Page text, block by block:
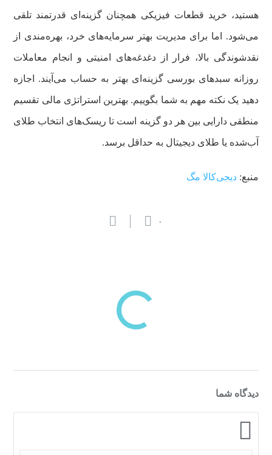
هستید، خرید قطعات فیزیکی همچنان گزینه‌ای قدرتمند تلقی
می‌شود. اما برای مدیریت بهتر سرمایه‌های خرد، بهره‌مندی از
نقدشوندگی بالا، فرار از دغدغه‌های امنیتی و انجام معاملات
روزانه سبدهای بورسی گزینه‌ای بهتر به حساب می‌آیند. اجازه
دهید یک نکته مهم به شما بگوییم. بهترین استراتژی مالی تقسیم
منطقی دارایی بین هر دو گزینه است تا ریسک‌های انتخاب طلای
آب‌شده یا طلای دیجیتال به حداقل برسد.
منبع:دیجی‌کالا مگ
۰
دیدگاه شما